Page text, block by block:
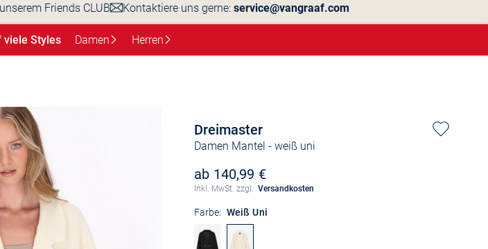
Friends CLUB Kontaktiere uns gerne: service@vangraaf.com
viele Styles Damen Herren
Dreimaster
Damen Mantel - weiß uni
ab 140,99 €
Inkl. MwSt. zzgl. Versandkosten
Farbe: Weiß Uni